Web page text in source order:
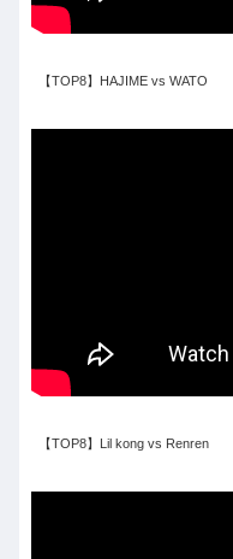
【TOP8】HAJIME vs WATO
【TOP8】Lil kong vs Renren